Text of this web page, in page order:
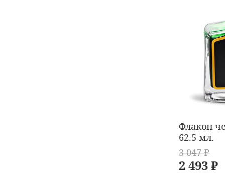
Флакон
62.5 мл.
3 047 ₽
2 493 ₽